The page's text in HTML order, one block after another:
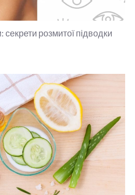
секрети розмитої підводки